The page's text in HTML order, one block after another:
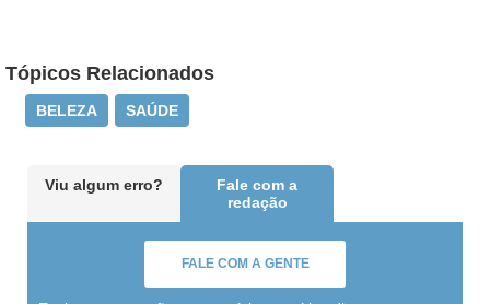
Tópicos Relacionados
BELEZA SAÚDE
Viu algum erro?
Fale com a
redação
FALE COM A GENTE